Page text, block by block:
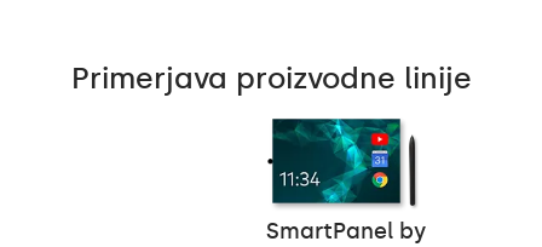
Primerjava proizvodne linije
SmartPanel by